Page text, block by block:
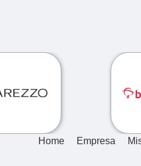
Home Empresa